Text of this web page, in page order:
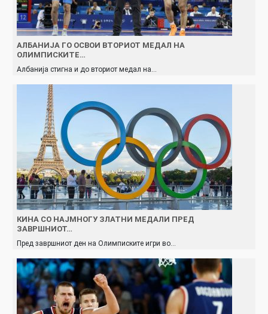
АЛБАНИЈА ГО ОСВОИ ВТОРИОТ МЕДАЛ НА
ОЛИМПИСКИТЕ…
Aлбанија стигна и до вториот медал на…
КИНА СО НАЈМНОГУ ЗЛАТНИ МЕДАЛИ ПРЕД
ЗАВРШНИОТ…
Пред завршниот ден на Олимписките игри во…